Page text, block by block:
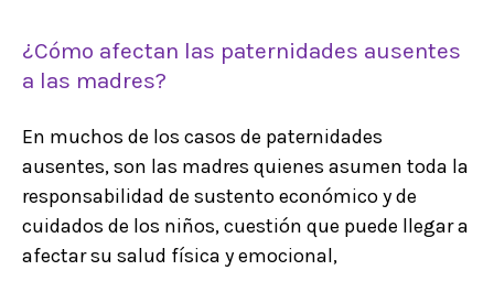
¿Cómo afectan las paternidades ausentes
a las madres?
En muchos de los casos de paternidades
ausentes, son las madres quienes asumen toda la
responsabilidad de sustento económico y de
cuidados de los niños, cuestión que puede llegar a
afectar su salud física y emocional,